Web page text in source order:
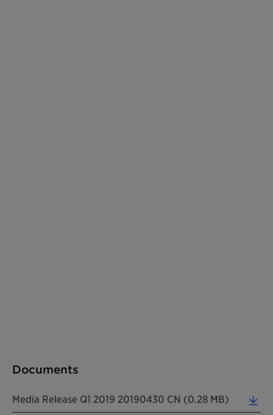
Documents
Media Release Q1 2019 20190430 CN (0.28 MB)